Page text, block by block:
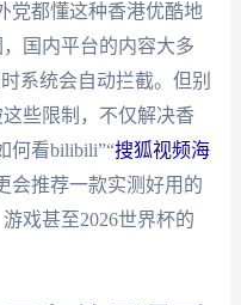
都懂这种香港优酷地
国内平台的内容大多
系统会自动拦截。但别
些限制，不仅解决香
何看bilibili”“搜狐视频海
会推荐一款实测好用的
戏甚至2026世界杯的